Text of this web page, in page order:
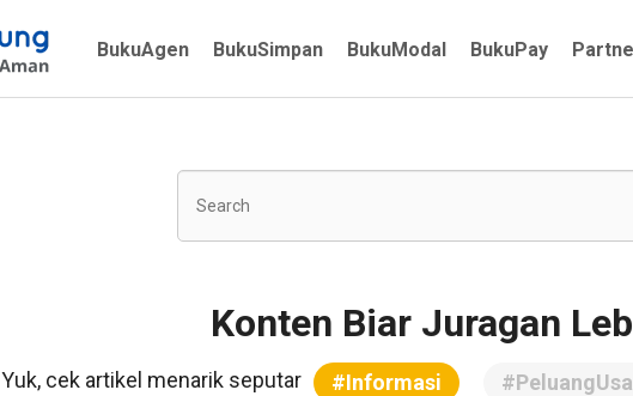
BukuAgen BukuSimpan BukuModal BukuPay
Konten Biar Juragan
Yuk, cek artikel menarik seputar #Informasi